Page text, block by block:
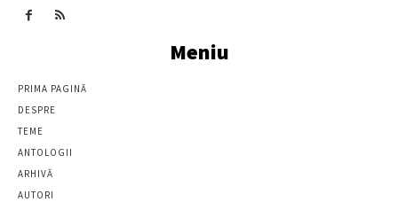
Meniu
PRIMA PAGINĂ
DESPRE
TEME
ANTOLOGII
ARHIVĂ
AUTORI